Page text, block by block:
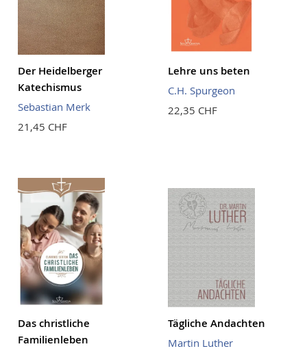
Der Heidelberger
Katechismus
Sebastian Merk
21,45 CHF
Lehre uns beten
C.H. Spurgeon
22,35 CHF
Das christliche
Familienleben
Tägliche Andachten
Martin Luther